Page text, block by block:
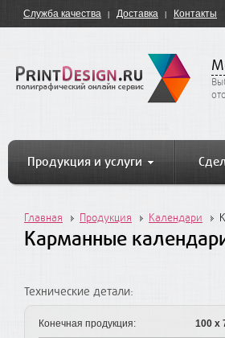
Служба качества Доставка Контакты
Продукция и услуги
Главная Продукция Календари
Карманные
Технические детали:
Конечная продукция: 100 x